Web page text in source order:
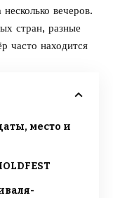
вечеров.
стран, разные
часто находится
место и